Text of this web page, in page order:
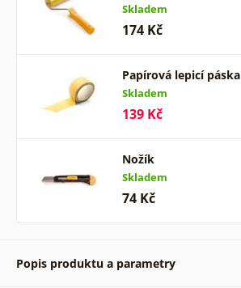
Skladem
174 Kč
Papírová lepicí páska
Skladem
139 Kč
Nožík
Skladem
74 Kč
Popis produktu a parametry